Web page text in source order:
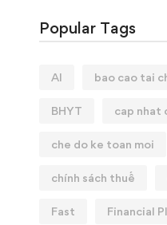
Popular Tags
AI bao cao tai
BHYT cap nhat
che do ke toan moi
chính sách thuế
Fast Financial